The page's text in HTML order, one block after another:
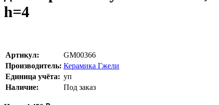
h=4
Артикул:
GM00366
Производитель: Керамика Гжели
Единица учёта: уп
Наличие:
Под заказ